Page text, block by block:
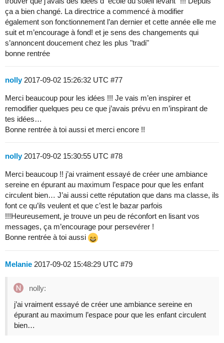
ça a bien changé. La directrice a commencé à modifier
également son fonctionnement l’an dernier et cette année elle me
suit et m’encourage à fond! et je sens des changements qui
s’annoncent doucement chez les plus "tradi"
bonne rentrée
nolly 2017-09-02 15:26:32 UTC #77
Merci beaucoup pour les idées !!! Je vais m’en inspirer et
remodifier quelques peu ce que j’avais prévu en m’inspirant de
tes idées…
Bonne rentrée à toi aussi et merci encore !!
nolly 2017-09-02 15:30:55 UTC #78
Merci beaucoup !! j’ai vraiment essayé de créer une ambiance
sereine en épurant au maximum l’espace pour que les enfant
circulent bien… J’ai aussi cette réputation que dans ma classe, ils
font ce qu’ils veulent et que c’est le bazar parfois
!!!Heureusement, je trouve un peu de réconfort en lisant vos
messages, ça m’encourage pour persevérer !
Bonne rentrée à toi aussi
Melanie 2017-09-02 15:48:29 UTC #79
nolly:
j’ai vraiment essayé de créer une ambiance sereine en
épurant au maximum l’espace pour que les enfant circulent
bien…